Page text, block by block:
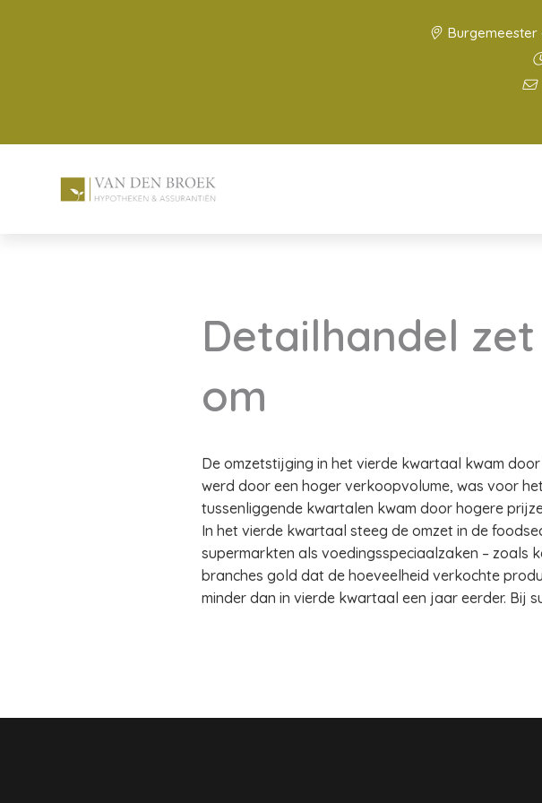
Burgemeester
Detailhandel
om
De omzetstijging in het vierde kwartaal kwam
werd door een hoger verkoopvolume, was voor
tussenliggende kwartalen kwam door hogere
In het vierde kwartaal steeg de omzet in de
supermarkten als voedingsspeciaalzaken – zoals
branches gold dat de hoeveelheid verkochte
minder dan in vierde kwartaal een jaar eerder. Bij